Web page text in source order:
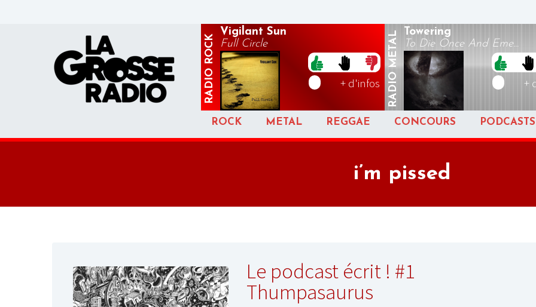
RADIO
ROCK
Vigilant Sun
Full Circle
+ d'infos RADIO
METAL
Towering
To Die Once And Eme...
+
ROCK METAL REGGAE CONCOURS PODCASTS
i’m pissed
Le podcast écrit ! #1
Thumpasaurus